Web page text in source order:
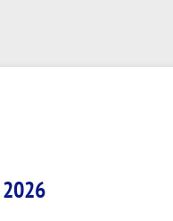
2026